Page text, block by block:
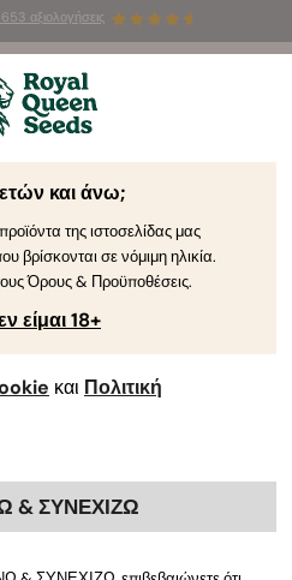
αξιολογήσεις
: Έως και -50%
⏤
Κάνναβης
Αυτο-άνθισης CBD
28 προϊόντα
και άνω;
της ιστοσελίδας μας
βρίσκονται σε νόμιμη ηλικία.
Όρους & Προϋποθέσεις.
είμαι 18+
και Πολιτική
& ΣΥΝΕΧΙΖΩ